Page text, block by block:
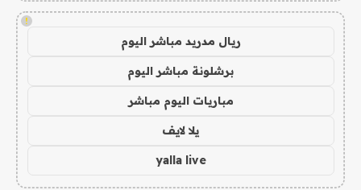
!
ريال مدريد مباشر اليوم
برشلونة مباشر اليوم
مباريات اليوم مباشر
يلا لايف
yalla live